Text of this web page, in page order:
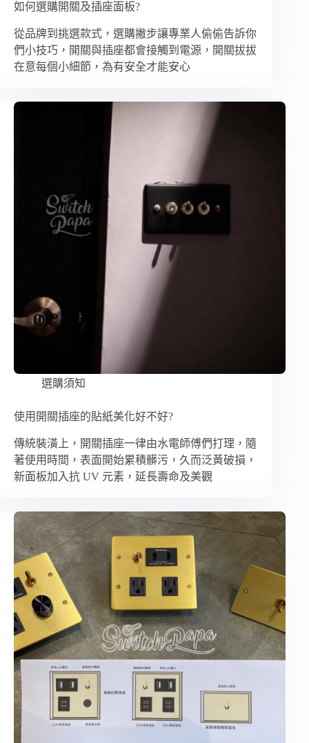
如何選購開關及插座面板?
從品牌到挑選款式，選購撇步讓專業人偷偷告訴你
們小技巧，開關與插座都會接觸到電源，開關拔拔
在意每個小細節，為有安全才能安心
選購須知
使用開關插座的貼紙美化好不好?
傳統裝潢上，開關插座一律由水電師傅們打理，隨
著使用時間，表面開始累積髒污，久而泛黃破損，
新面板加入抗 UV 元素，延長壽命及美觀